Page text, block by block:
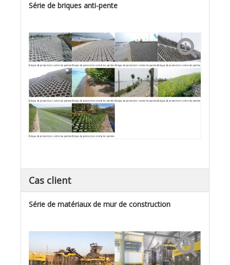
Série de briques anti-pente
Brique de protection contre les pentesBrique de protection contre les pentesBrique de protection contre les pentesBrique de protection contre les pentes
Brique de protection contre les pentesBrique de protection contre les pentesBrique de protection contre les pentesBrique de protection contre les pentes
Brique de protection contre les pentesBrique de protection contre les pentes
Cas client
Série de matériaux de mur de construction